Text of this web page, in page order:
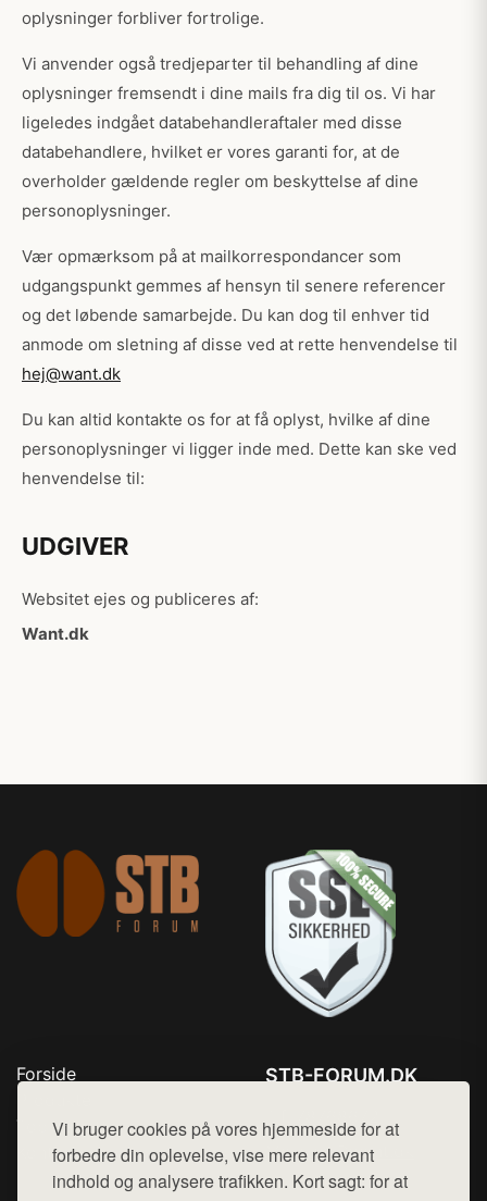
Vi bruger cookies på vores hjemmeside for at
forbedre din oplevelse, vise mere relevant
indhold og analysere trafikken. Kort sagt: for at
oplysninger forbliver fortrolige.
Vi anvender også tredjeparter til behandling af dine
oplysninger fremsendt i dine mails fra dig til os. Vi har
ligeledes indgået databehandleraftaler med disse
databehandlere, hvilket er vores garanti for, at de
overholder gældende regler om beskyttelse af dine
personoplysninger.
Vær opmærksom på at mailkorrespondancer som
udgangspunkt gemmes af hensyn til senere referencer
og det løbende samarbejde. Du kan dog til enhver tid
anmode om sletning af disse ved at rette henvendelse til
hej@want.dk
Du kan altid kontakte os for at få oplyst, hvilke af dine
personoplysninger vi ligger inde med. Dette kan ske ved
henvendelse til:
UDGIVER
Websitet ejes og publiceres af:
Want.dk
Forside
Top Rabatter
Kontakt
STB-FORUM.DK
Mail: hej@want.dk
Cookie- og privatlivspolitik